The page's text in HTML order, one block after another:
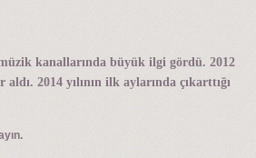
kanallarında büyük ilgi gördü. 2012
2014 yılının ilk aylarında çıkarttığı